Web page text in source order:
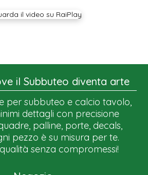
il Subbuteo diventa arte
per subbuteo e calcio tavolo,
dettagli con precisione
palline, porte, decals,
pezzo è su misura per te.
senza compromessi!